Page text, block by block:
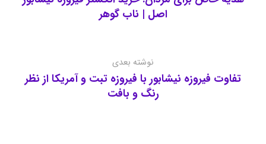
اصل | ناب گوهر
نوشته بعدی
تفاوت فیروزه نیشابور با فیروزه تبت و آمریکا از نظر
رنگ و بافت